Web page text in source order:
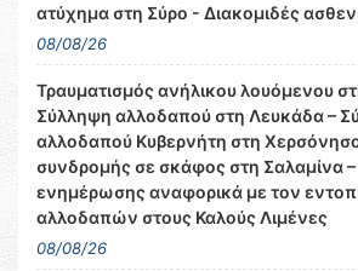
ατύχημα στη Σύρο - Διακομιδές
08/08/26
Τραυματισμός ανήλικου λουόμενου
Σύλληψη αλλοδαπού στη Λευκάδα –
αλλοδαπού Κυβερνήτη στη
συνδρομής σε σκάφος στη Σαλαμίνα –
ενημέρωσης αναφορικά με τον
αλλοδαπών στους Καλούς Λιμένες
08/08/26